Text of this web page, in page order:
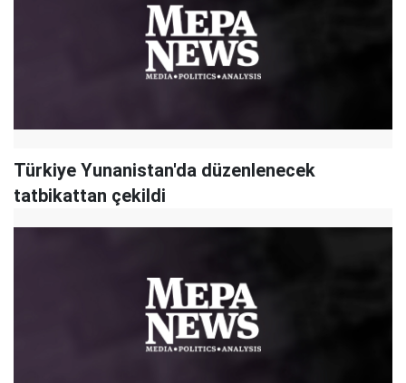
Türkiye Yunanistan'da düzenlenecek
tatbikattan çekildi